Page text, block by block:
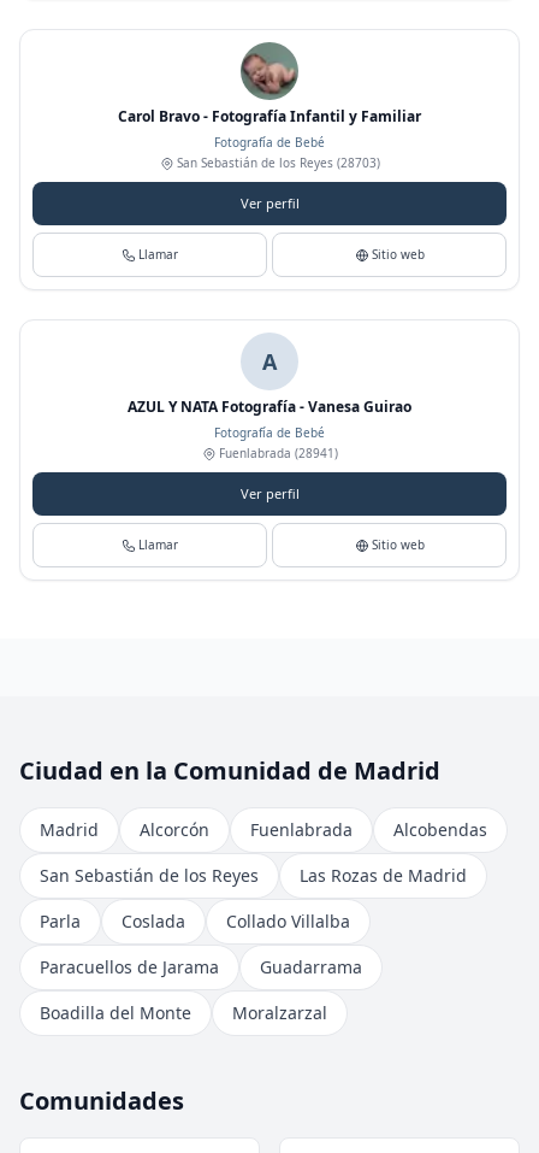
Carol Bravo - Fotografía Infantil y Familiar
Fotografía de Bebé
San Sebastián de los Reyes(28703)
Ver perfil
Llamar Sitio web
A
AZUL Y NATA Fotografía - Vanesa Guirao
Fotografía de Bebé
Fuenlabrada (28941)
Ver perfil
Llamar Sitio web
Ciudad en la Comunidad de Madrid
Madrid Alcorcón Fuenlabrada
Alcobendas
San Sebastián de los Reyes
Las Rozas de Madrid
Parla
Coslada
Collado Villalba
Paracuellos de Jarama
Guadarrama
Boadilla del Monte
Moralzarzal
Comunidades